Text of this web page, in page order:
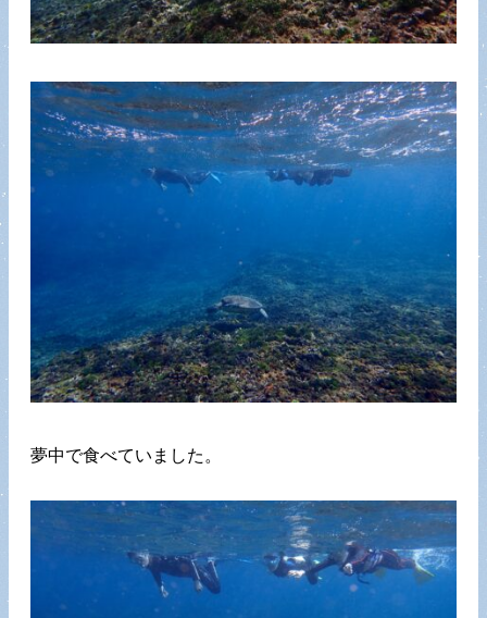
夢中で食べていました。